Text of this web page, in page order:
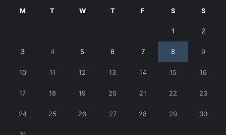
M T W T F S S
1 2
3 4 5 6 7 8 9
10 11 12 13 14 15 16
17 18 19 20 21 22 23
24 25 26 27 28 29 30